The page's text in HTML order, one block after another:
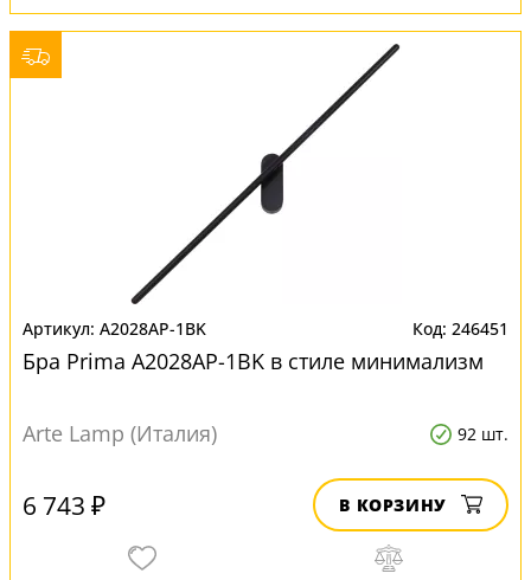
A2028AP-1BK 246451
Бра Prima A2028AP-1BK в стиле минимализм
Arte Lamp (Италия) 92 шт.
6 743 ₽ В КОРЗИНУ